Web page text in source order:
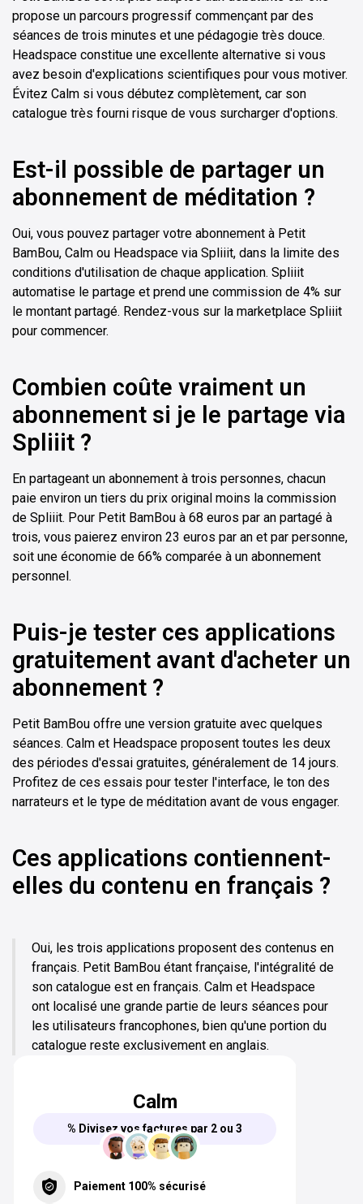
propose un parcours progressif commençant par des
séances de trois minutes et une pédagogie très douce.
Headspace constitue une excellente alternative si vous
avez besoin d'explications scientifiques pour vous motiver.
Évitez Calm si vous débutez complètement, car son
catalogue très fourni risque de vous surcharger d'options.
Est-il possible de partager un
abonnement de méditation ?
Oui, vous pouvez partager votre abonnement à Petit
BamBou, Calm ou Headspace via Spliiit, dans la limite des
conditions d'utilisation de chaque application. Spliiit
automatise le partage et prend une commission de 4% sur
le montant partagé. Rendez-vous sur la marketplace Spliiit
pour commencer.
Combien coûte vraiment un
abonnement si je le partage via
Spliiit ?
En partageant un abonnement à trois personnes, chacun
paie environ un tiers du prix original moins la commission
de Spliiit. Pour Petit BamBou à 68 euros par an partagé à
trois, vous paierez environ 23 euros par an et par personne,
soit une économie de 66% comparée à un abonnement
personnel.
Puis-je tester ces applications
gratuitement avant d'acheter un
abonnement ?
Petit BamBou offre une version gratuite avec quelques
séances. Calm et Headspace proposent toutes les deux
des périodes d'essai gratuites, généralement de 14 jours.
Profitez de ces essais pour tester l'interface, le ton des
narrateurs et le type de méditation avant de vous engager.
Ces applications contiennent-
elles du contenu en français ?
Oui, les trois applications proposent des contenus en
français. Petit BamBou étant française, l'intégralité de
son catalogue est en français. Calm et Headspace
ont localisé une grande partie de leurs séances pour
les utilisateurs francophones, bien qu'une portion du
catalogue reste exclusivement en anglais.
Calm
% Divisez vos factures par 2 ou 3
Paiement 100% sécurisé